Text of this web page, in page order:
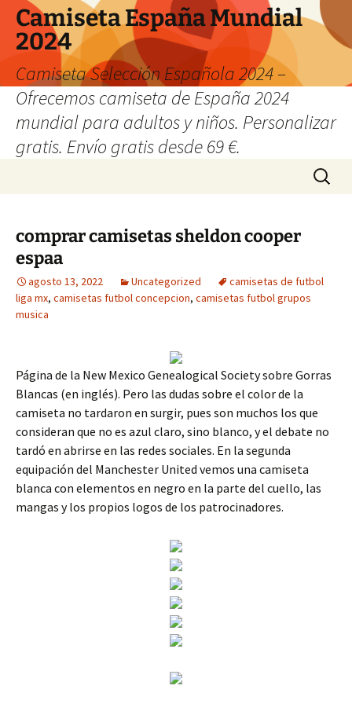
Camiseta España Mundial
2024
Camiseta Selección Española 2024 –
Ofrecemos camiseta de España 2024
mundial para adultos y niños. Personalizar
gratis. Envío gratis desde 69 €.
Buscar:
comprar camisetas sheldon cooper
espaa
agosto 13, 2022 Uncategorized
camisetas de futbol
liga mx, camisetas futbol concepcion, camisetas futbol grupos
musica
Página de la New Mexico Genealogical Society sobre Gorras
Blancas (en inglés). Pero las dudas sobre el color de la
camiseta no tardaron en surgir, pues son muchos los que
consideran que no es azul claro, sino blanco, y el debate no
tardó en abrirse en las redes sociales. En la segunda
equipación del Manchester United vemos una camiseta
blanca con elementos en negro en la parte del cuello, las
mangas y los propios logos de los patrocinadores.